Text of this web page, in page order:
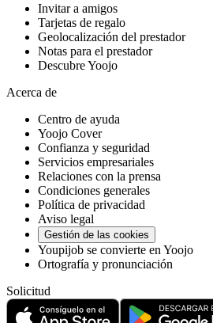
Invitar a amigos
Tarjetas de regalo
Geolocalización del prestador
Notas para el prestador
Descubre Yoojo
Acerca de
Centro de ayuda
Yoojo Cover
Confianza y seguridad
Servicios empresariales
Relaciones con la prensa
Condiciones generales
Política de privacidad
Aviso legal
Gestión de las cookies
Youpijob se convierte en Yoojo
Ortografía y pronunciación
Solicitud